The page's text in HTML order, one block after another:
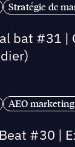
Stratégie de
bat #31
AEO
#30 |